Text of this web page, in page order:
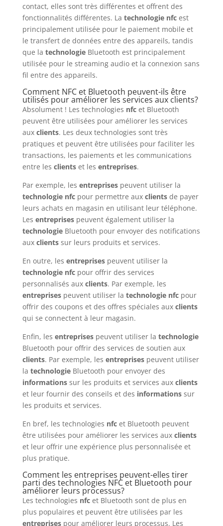
contact, elles sont très différentes et offrent des
fonctionnalités différentes. La technologie nfcest
principalement utilisée pour le paiement mobile et
le transfert de données entre des appareils, tandis
que la technologieBluetooth est principalement
utilisée pour le streaming audio et la connexion sans
fil entre des appareils.
Comment NFC et Bluetooth peuvent-ils être
utilisés pour améliorer les services aux clients?
Absolument ! Les technologies nfcet Bluetooth
peuvent être utilisées pour améliorer les services
aux clients. Les deux technologies sont très
pratiques et peuvent être utilisées pour faciliter les
transactions, les paiements et les communications
entre les clientset les entreprises.
Par exemple, les entreprisespeuvent utiliser la
technologie nfcpour permettre aux clientsde payer
leurs achats en magasin en utilisant leur téléphone.
Les entreprisespeuvent également utiliser la
technologieBluetooth pour envoyer des notifications
aux clientssur leurs produits et services.
En outre, les entreprisespeuvent utiliser la
technologie nfcpour offrir des services
personnalisés aux clients. Par exemple, les
entreprisespeuvent utiliser la technologie nfcpour
offrir des coupons et des offres spéciales aux clients
qui se connectent à leur magasin.
Enfin, les entreprisespeuvent utiliser la technologie
Bluetooth pour offrir des services de soutien aux
clients. Par exemple, les entreprisespeuvent utiliser
la technologieBluetooth pour envoyer des
informationssur les produits et services aux clients
et leur fournir des conseils et des informationssur
les produits et services.
En bref, les technologies nfcet Bluetooth peuvent
être utilisées pour améliorer les services aux clients
et leur offrir une expérience plus personnalisée et
plus pratique.
Comment les entreprises peuvent-elles tirer
parti des technologies NFC et Bluetooth pour
améliorer leurs processus?
Les technologies nfcet Bluetooth sont de plus en
plus populaires et peuvent être utilisées par les
entreprisespour améliorer leurs processus. Les